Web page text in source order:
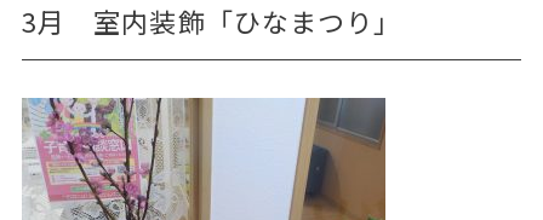
3月 室内装飾「ひなまつり」